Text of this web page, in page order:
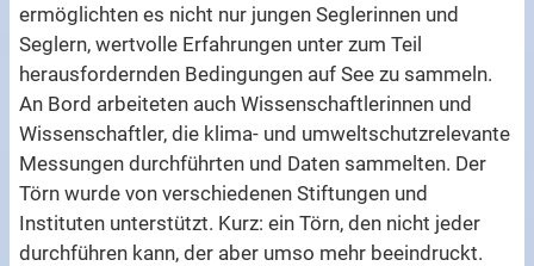
ermöglichten es nicht nur jungen Seglerinnen und
Seglern, wertvolle Erfahrungen unter zum Teil
herausfordernden Bedingungen auf See zu sammeln.
An Bord arbeiteten auch Wissenschaftlerinnen und
Wissenschaftler, die klima- und umweltschutzrelevante
Messungen durchführten und Daten sammelten. Der
Törn wurde von verschiedenen Stiftungen und
Instituten unterstützt. Kurz: ein Törn, den nicht jeder
durchführen kann, der aber umso mehr beeindruckt.